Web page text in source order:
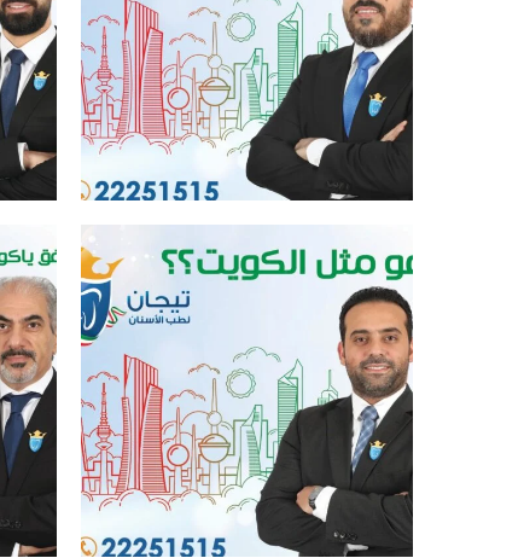
افضل عيادة اسنان في الكويت
افضل عيادة اسنان في الكويت